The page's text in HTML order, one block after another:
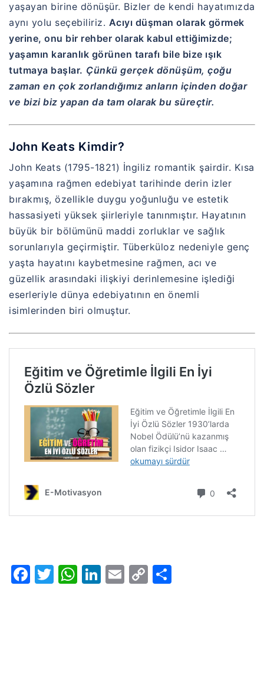
yaşayan birine dönüşür. Bizler de kendi hayatımızda
aynı yolu seçebiliriz. Acıyı düşman olarak görmek
yerine, onu bir rehber olarak kabul ettiğimizde;
yaşamın karanlık görünen tarafı bile bize ışık
tutmaya başlar. Çünkü gerçek dönüşüm, çoğu
zaman en çok zorlandığımız anların içinden doğar
ve bizi biz yapan da tam olarak bu süreçtir.
John Keats Kimdir?
John Keats (1795-1821) İngiliz romantik şairdir. Kısa
yaşamına rağmen edebiyat tarihinde derin izler
bırakmış, özellikle duygu yoğunluğu ve estetik
hassasiyeti yüksek şiirleriyle tanınmıştır. Hayatının
büyük bir bölümünü maddi zorluklar ve sağlık
sorunlarıyla geçirmiştir. Tüberküloz nedeniyle genç
yaşta hayatını kaybetmesine rağmen, acı ve
güzellik arasındaki ilişkiyi derinlemesine işlediği
eserleriyle dünya edebiyatının en önemli
isimlerinden biri olmuştur.
Facebook
Twitter
WhatsApp
LinkedIn
Email
Copy